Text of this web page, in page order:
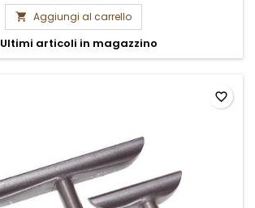
 Aggiungi al carrello
Ultimi articoli in magazzino
favorite_border